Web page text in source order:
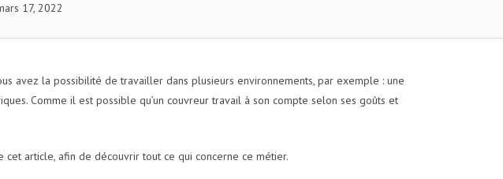
17, 2022
avez la possibilité de travailler dans plusieurs environnements, par exemple : une
Comme il est possible qu’un couvreur travail à son compte selon ses goûts et
cet article, afin de découvrir tout ce qui concerne ce métier.